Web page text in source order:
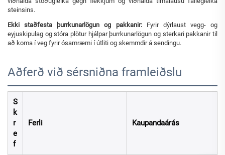
steinsins.
Ekki staðfesta þurrkunarlögun og pakkanir: Fyrir dýrlaust vegg- og
eyjuskipulag og stóra plötur hjálpar þurrkunarlögun og sterkari pakkanir til
að koma í veg fyrir ósamræmi í útliti og skemmdir á sendingu.
Aðferð við sérsniðna framleiðslu
S
k
r
e
f
Ferli Kaupandaárás